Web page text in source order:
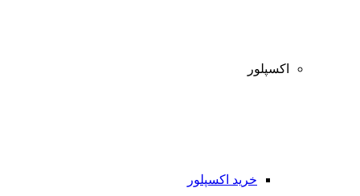
اکسپلور
خرید اکسپلور